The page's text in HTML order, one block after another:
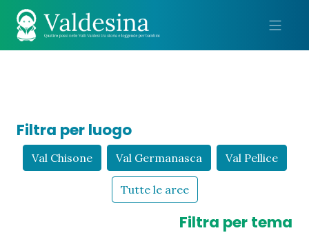
Filtra per luogo
Val Chisone Val Germanasca Val Pellice
Tutte le aree
Filtra per tema